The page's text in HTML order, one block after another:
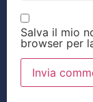
Salva il mio
browser per